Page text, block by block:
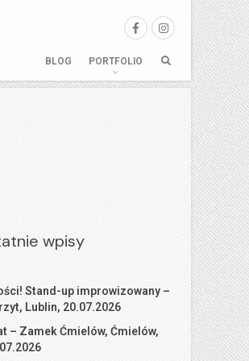
BLOG PORTFOLIO
wpisy
Stand-up improwizowany –
Lublin, 20.07.2026
– Zamek Ćmielów, Ćmielów,